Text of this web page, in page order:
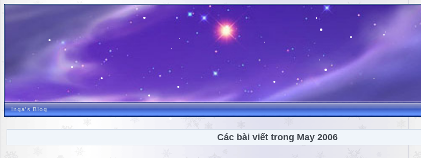
inga's Blog
Các bài viết trong May 2006